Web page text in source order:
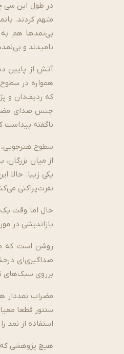
در طول این سی
متهم کردند.
بی­‌نمدها هم
نامیدند و
آتش از پایین
همواره در سطوح
که ردیف­‌دان و
جنس صدای
ناگفته پیداست
سطوح هنرجویی،
از میان
یکی زیبا.
نفرت‌پراکنی
حال اما وقت
بازاندیشی در
روشن است که
صداگیری­‌ای
برروی سبک‌­های
مضراب نمددار
سنتور قطعا
استفاده از نمد
هیچ پژوهشی که